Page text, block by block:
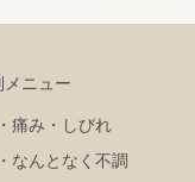
メニュー
痛み・しびれ
なんとなく不調